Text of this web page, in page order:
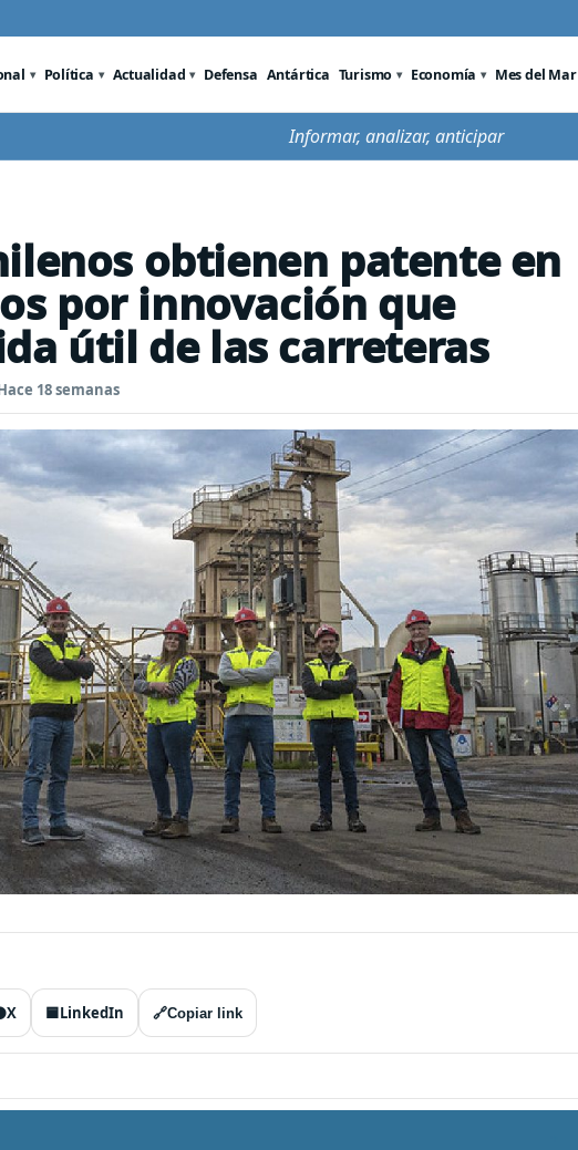
Política Actualidad Defensa Antártica Turismo Economía Mes del Mar
Informar, analizar, anticipar
obtienen patente en
por innovación que
útil de las carreteras
18 semanas
X 🟦LinkedIn 🔗Copiar link